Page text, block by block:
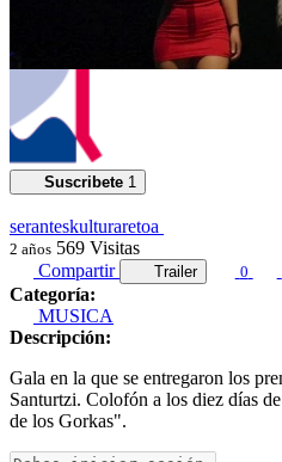
Suscribete 1
seranteskulturaretoa
2 años 569 Visitas
Compartir
Trailer 0
Categoría:
MUSICA
Descripción:
Gala en la que se entregaron los
Santurtzi. Colofón a los diez días
de los Gorkas".